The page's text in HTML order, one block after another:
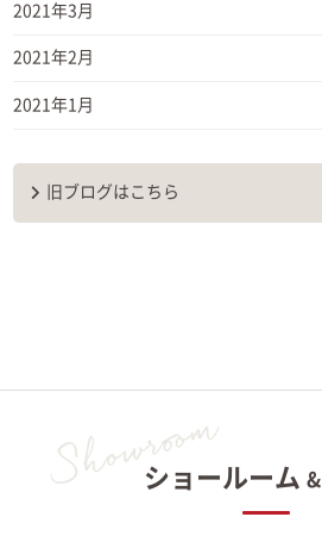
2021年3月
2021年2月
2021年1月
旧ブログはこちら
ショールーム &